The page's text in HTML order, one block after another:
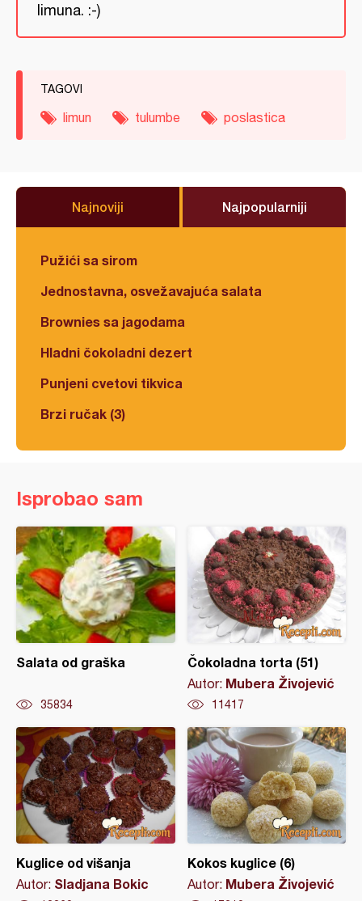
limuna. :-)
TAGOVI
limun tulumbe poslastica
Najnoviji Najpopularniji
Pužići sa sirom
Jednostavna, osvežavajuća salata
Brownies sa jagodama
Hladni čokoladni dezert
Punjeni cvetovi tikvica
Brzi ručak (3)
Isprobao sam
Salata od graška
35834
Čokoladna torta (51)
Autor: Mubera Živojević
11417
Kuglice od višanja
Autor: Sladjana Bokic
Kokos kuglice (6)
Autor: Mubera Živojević